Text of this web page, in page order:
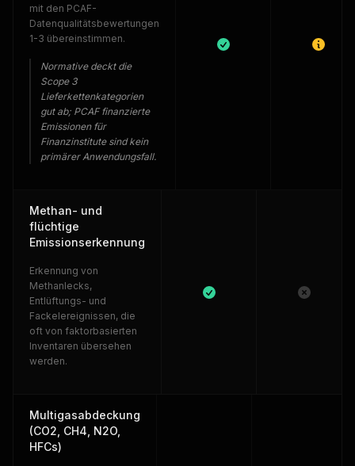
mit den PCAF-
Datenqualitätsbewertungen
1-3 übereinstimmen.
Normative deckt die
Scope 3
Lieferkettenkategorien
gut ab; PCAF finanzierte
Emissionen für
Finanzinstitute sind kein
primärer Anwendungsfall.
Methan- und
flüchtige
Emissionserkennung
Erkennung von
Methanlecks,
Entlüftungs- und
Fackelereignissen, die
oft von faktorbasierten
Inventaren übersehen
werden.
Multigasabdeckung
(CO2, CH4, N2O,
HFCs)